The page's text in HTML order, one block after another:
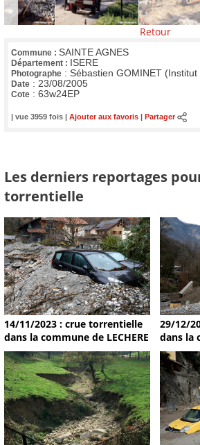
Retour
Commune : SAINTE AGNES
Département : ISERE
Photographe : Sébastien GOMINET
Date : 23/08/2005
Cote : 63w24EP
| vue 3959 fois | Ajouter aux favoris Partager
Les derniers reportages
torrentielle
14/11/2023 : crue torrentielle
dans la commune de LECHERE
29/12/
dans la